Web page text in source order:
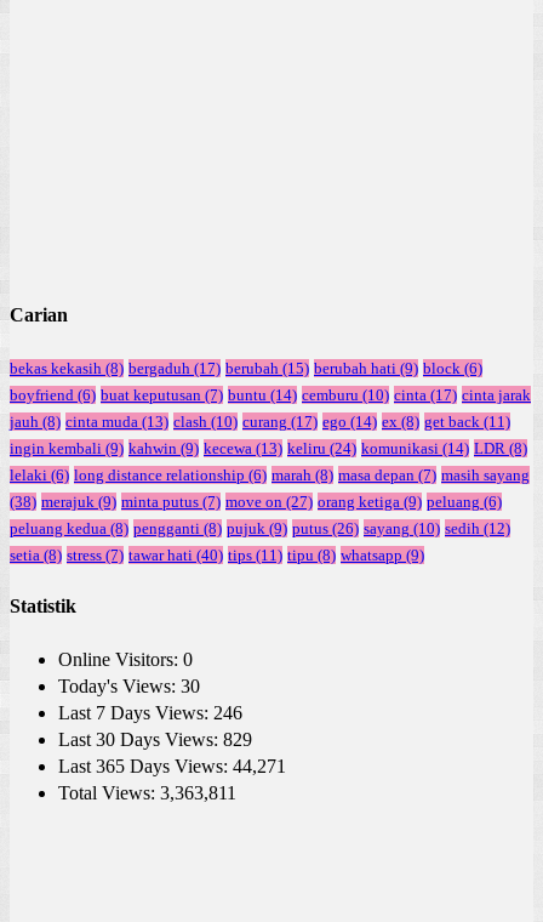
Carian
bekas kekasih (8) bergaduh (17) berubah (15) berubah hati (9) block (6)
boyfriend (6) buat keputusan (7) buntu (14) cemburu (10) cinta (17) cinta jarak
jauh (8) cinta muda (13) clash (10) curang (17) ego (14) ex (8) get back (11)
ingin kembali (9) kahwin (9) kecewa (13) keliru (24) komunikasi (14) LDR (8)
lelaki (6) long distance relationship (6) marah (8) masa depan (7) masih sayang
(38) merajuk (9) minta putus (7) move on (27) orang ketiga (9) peluang (6)
peluang kedua (8) pengganti (8) pujuk (9) putus (26) sayang (10) sedih (12)
setia (8) stress (7) tawar hati (40) tips (11) tipu (8) whatsapp (9)
Statistik
Online Visitors: 0
Today's Views: 30
Last 7 Days Views: 246
Last 30 Days Views: 829
Last 365 Days Views: 44,271
Total Views: 3,363,811